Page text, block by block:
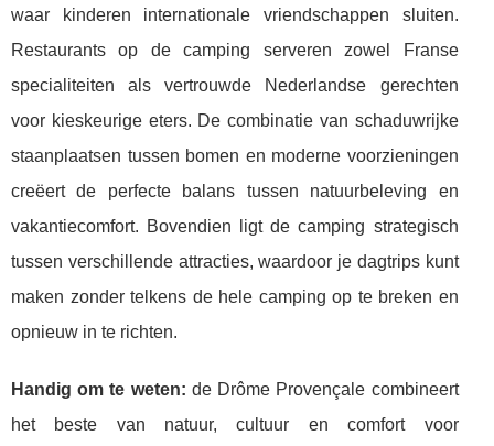
waar kinderen internationale vriendschappen sluiten.
Restaurants op de camping serveren zowel Franse
specialiteiten als vertrouwde Nederlandse gerechten
voor kieskeurige eters. De combinatie van schaduwrijke
staanplaatsen tussen bomen en moderne voorzieningen
creëert de perfecte balans tussen natuurbeleving en
vakantiecomfort. Bovendien ligt de camping strategisch
tussen verschillende attracties, waardoor je dagtrips kunt
maken zonder telkens de hele camping op te breken en
opnieuw in te richten.
Handig om te weten: de Drôme Provençale combineert
het beste van natuur, cultuur en comfort voor